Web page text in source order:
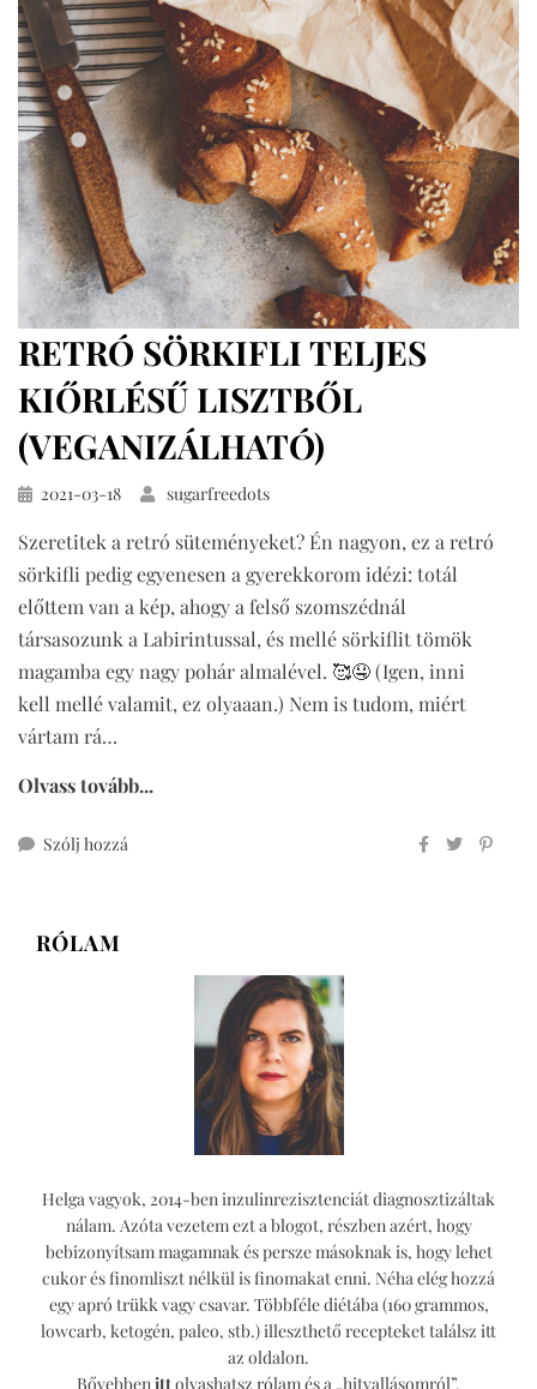
glutén-
és
cukormentesen
RETRÓ SÖRKIFLI TELJES
KIŐRLÉSŰ LISZTBŐL
(VEGANIZÁLHATÓ)
Közzétéve
2021-03-18 sugarfreedots
Szeretitek a retró süteményeket? Én nagyon, ez a retró
sörkifli pedig egyenesen a gyerekkorom idézi: totál
előttem van a kép, ahogy a felső szomszédnál
társasozunk a Labirintussal, és mellé sörkiflit tömök
magamba egy nagy pohár almalével. 🥰🤤 (Igen, inni
kell mellé valamit, ez olyaaan.) Nem is tudom, miért
vártam rá…
Olvass tovább...
Szólj hozzá
(veganizálható)
RÓLAM
Helga vagyok, 2014-ben inzulinrezisztenciát diagnosztizáltak
nálam. Azóta vezetem ezt a blogot, részben azért, hogy
bebizonyítsam magamnak és persze másoknak is, hogy lehet
cukor és finomliszt nélkül is finomakat enni. Néha elég hozzá
egy apró trükk vagy csavar. Többféle diétába (160 grammos,
lowcarb, ketogén, paleo, stb.) illeszthető recepteket találsz itt
az oldalon.
Bővebben ittolvashatsz rólam és a „hitvallásomról”.